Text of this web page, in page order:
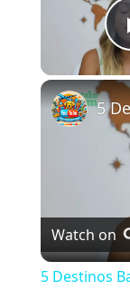
Watch on
5 Destinos